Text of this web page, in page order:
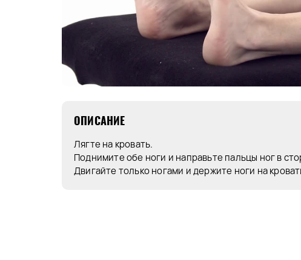
ОПИСАНИЕ
Лягте на кровать.
Поднимите обе ноги и направьте пальцы ног в
Двигайте только ногами и держите ноги на